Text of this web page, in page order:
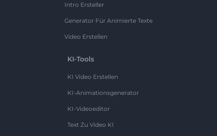
Intro Ersteller
Generator Für Animierte Texte
Video Erstellen
KI-Tools
KI Video Erstellen
KI-Animationsgenerator
KI-Videoeditor
Text Zu Video KI